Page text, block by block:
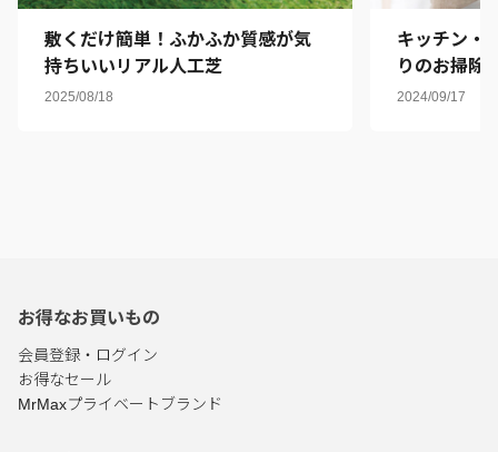
敷くだけ簡単！ふかふか質感が気
持ちいいリアル人工芝
2025/08/18
キッチン・
りのお掃除
バイヤーお
2024/09/17
お得なお買いもの
会員登録・ログイン
お得なセール
MrMaxプライベートブランド